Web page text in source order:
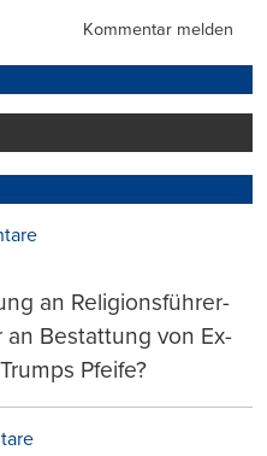
Kommentar melden
an Religionsführer-
Bestattung von Ex-
Pfeife?